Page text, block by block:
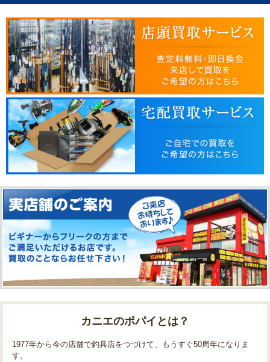
カニエのポパイとは？
1977年から今の店舗で釣具店をつづけて、もうすぐ50周年になりま
す。